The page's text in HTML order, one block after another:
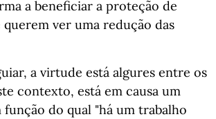
a beneficiar a proteção de
querem ver uma redução das
a virtude está algures entre os
contexto, está em causa um
função do qual "há um trabalho